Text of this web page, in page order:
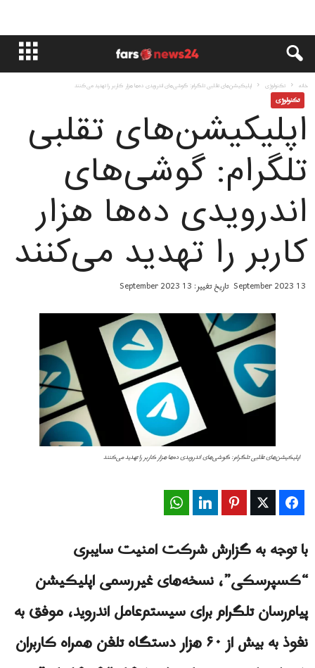
خانه تکنولوژی اپلیکیشن‌های تقلبی تلگرام: گوشی‌های اندرویدی ده‌ها هزار کاربر را تهدید می‌کنند
تکنولوژی
اپلیکیشن‌های تقلبی
تلگرام: گوشی‌های
اندرویدی ده‌ها هزار
کاربر را تهدید می‌کنند
13 September 2023 تاریخ تغییر: 13 September 2023
اپلیکیشن‌های تقلبی تلگرام: گوشی‌های اندرویدی ده‌ها هزار کاربر را تهدید می‌کنند
Facebook
Twitter
Pinterest
LinkedIn
با توجه به گزارش شرکت امنیت سایبری
“کسپرسکی”، نسخه‌های غیررسمی اپلیکیشن
پیام‌رسان تلگرام برای سیستم‌عامل اندروید، موفق به
نفوذ به بیش از ۶۰ هزار دستگاه تلفن همراه کاربران